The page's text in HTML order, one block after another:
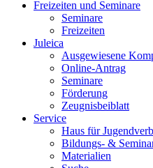
Freizeiten und Seminare
Seminare
Freizeiten
Juleica
Ausgewiesene
Online-Antrag
Seminare
Förderung
Zeugnisbeiblatt
Service
Haus für
Bildungs- &
Materialien